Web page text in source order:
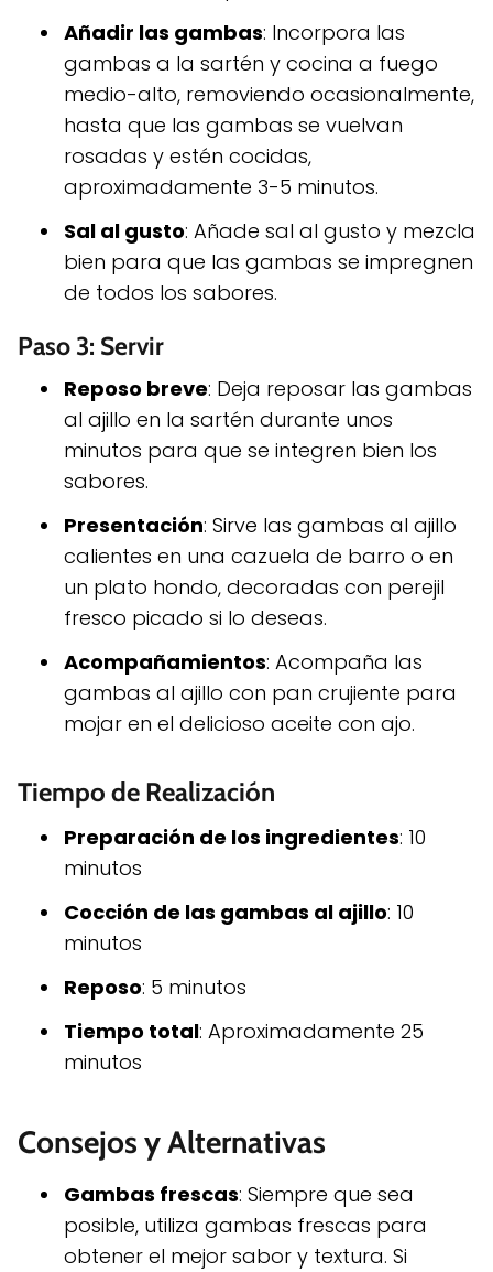
Añadir las gambas: Incorpora las
gambas a la sartén y cocina a fuego
medio-alto, removiendo ocasionalmente,
hasta que las gambas se vuelvan
rosadas y estén cocidas,
aproximadamente 3-5 minutos.
Sal al gusto: Añade sal al gusto y mezcla
bien para que las gambas se impregnen
de todos los sabores.
Paso 3: Servir
Reposo breve: Deja reposar las gambas
al ajillo en la sartén durante unos
minutos para que se integren bien los
sabores.
Presentación: Sirve las gambas al ajillo
calientes en una cazuela de barro o en
un plato hondo, decoradas con perejil
fresco picado si lo deseas.
Acompañamientos: Acompaña las
gambas al ajillo con pan crujiente para
mojar en el delicioso aceite con ajo.
Tiempo de Realización
Preparación de los ingredientes: 10
minutos
Cocción de las gambas al ajillo: 10
minutos
Reposo: 5 minutos
Tiempo total: Aproximadamente 25
minutos
Consejos y Alternativas
Gambas frescas: Siempre que sea
posible, utiliza gambas frescas para
obtener el mejor sabor y textura. Si